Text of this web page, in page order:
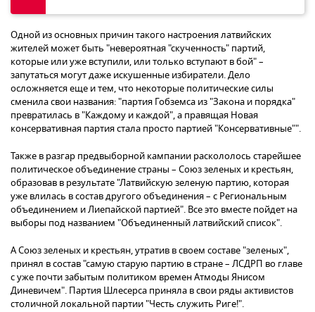
Одной из основных причин такого настроения латвийских
жителей может быть "невероятная "скученность" партий,
которые или уже вступили, или только вступают в бой" –
запутаться могут даже искушенные избиратели. Дело
осложняется еще и тем, что некоторые политические силы
сменила свои названия: "партия Гобземса из "Закона и порядка"
превратилась в "Каждому и каждой", а правящая Новая
консервативная партия стала просто партией "Консервативные"".
Также в разгар предвыборной кампании раскололось старейшее
политическое объединение страны – Союз зеленых и крестьян,
образовав в результате "Латвийскую зеленую партию, которая
уже влилась в состав другого объединения – с Региональным
объединением и Лиепайской партией". Все это вместе пойдет на
выборы под названием "Объединенный латвийский список".
А Союз зеленых и крестьян, утратив в своем составе "зеленых",
принял в состав "самую старую партию в стране – ЛСДРП во главе
с уже почти забытым политиком времен Атмоды Янисом
Диневичем". Партия Шлесерса приняла в свои ряды активистов
столичной локальной партии "Честь служить Риге!".